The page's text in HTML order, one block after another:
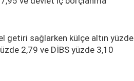
getiri sağlarken külçe altın yüzde
2,79 ve DİBS yüzde 3,10